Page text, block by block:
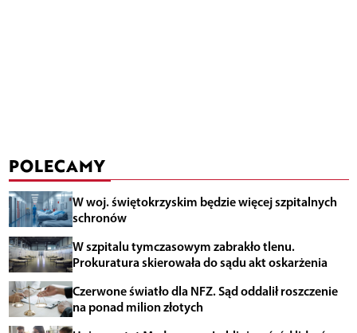
POLECAMY
W woj. świętokrzyskim będzie więcej szpitalnych
schronów
W szpitalu tymczasowym zabrakło tlenu.
Prokuratura skierowała do sądu akt oskarżenia
Czerwone światło dla NFZ. Sąd oddalił roszczenie
na ponad milion złotych